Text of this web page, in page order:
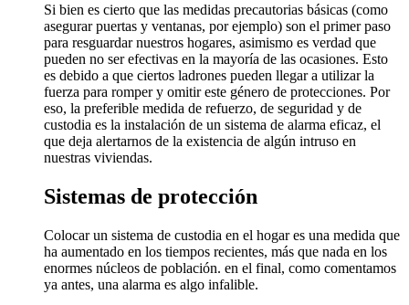
Si bien es cierto que las medidas precautorias básicas (como
asegurar puertas y ventanas, por ejemplo) son el primer paso
para resguardar nuestros hogares, asimismo es verdad que
pueden no ser efectivas en la mayoría de las ocasiones. Esto
es debido a que ciertos ladrones pueden llegar a utilizar la
fuerza para romper y omitir este género de protecciones. Por
eso, la preferible medida de refuerzo, de seguridad y de
custodia es la instalación de un sistema de alarma eficaz, el
que deja alertarnos de la existencia de algún intruso en
nuestras viviendas.
Sistemas de protección
Colocar un sistema de custodia en el hogar es una medida que
ha aumentado en los tiempos recientes, más que nada en los
enormes núcleos de población. en el final, como comentamos
ya antes, una alarma es algo infalible.